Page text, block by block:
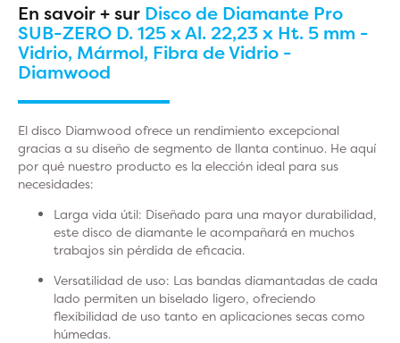
En savoir + sur Disco de Diamante Pro
SUB-ZERO D. 125 x Al. 22,23 x Ht. 5 mm -
Vidrio, Mármol, Fibra de Vidrio -
Diamwood
El disco Diamwood ofrece un rendimiento excepcional
gracias a su diseño de segmento de llanta continuo. He aquí
por qué nuestro producto es la elección ideal para sus
necesidades:
Larga vida útil: Diseñado para una mayor durabilidad,
este disco de diamante le acompañará en muchos
trabajos sin pérdida de eficacia.
Versatilidad de uso: Las bandas diamantadas de cada
lado permiten un biselado ligero, ofreciendo
flexibilidad de uso tanto en aplicaciones secas como
húmedas.